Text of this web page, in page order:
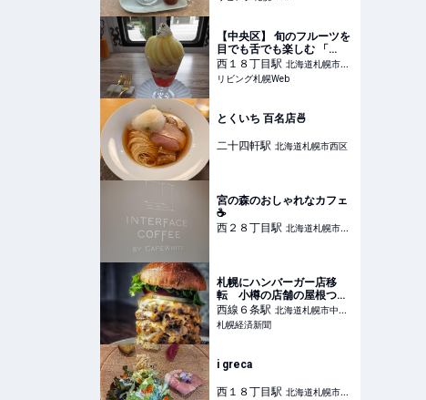
【中央区】 旬のフルーツを
目でも舌でも楽しむ 「
SHIKAKU TO MIKAKU（シ
カクトミカク）」
西１８丁目駅 北海道札幌市中
央区
リビング札幌Web
とくいち 百名店🍜
二十四軒駅 北海道札幌市西区
宮の森のおしゃれなカフェ
☕️
西２８丁目駅 北海道札幌市中
札幌にハンバーガー店移
転 小樽の店舗の屋根つぶ
れ乗り越え
西線６条駅 北海道札幌市中央
区
札幌経済新聞
i greca
西１８丁目駅 北海道札幌市中